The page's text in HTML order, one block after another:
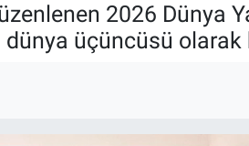
2026 Dünya
üçüncüsü